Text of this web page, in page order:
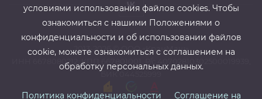
2013-2026 ©ООО «КранМаш»
ИНН 6678080212, КПП 667801001 ,Р/с 40702810302500019939,
БИК 044525999
условиями использования файлов cооkies. Чтобы
ознакомиться с нашими Положениями о
конфиденциальности и об использовании файлов
cookie, можете ознакомиться с соглашением на
обработку персональных данных.
Политика конфиденциальности Соглашение на